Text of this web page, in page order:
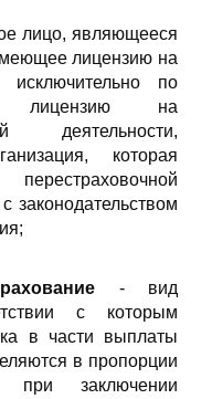
лицо, являющееся
лицензию на
исключительно по
лицензию на
деятельности,
которая
законодательством
- вид
с которым
в части выплаты
в пропорции
при заключении